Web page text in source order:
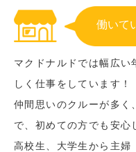
働いて
マクドナルドでは幅広い
しく仕事をしています！
仲間思いのクルーが多く
で、初めての方でも安心
高校生、大学生から主婦